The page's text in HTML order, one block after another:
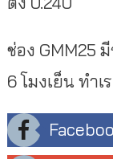
ช่อง GMM25
6 โมงเย็น ทำ